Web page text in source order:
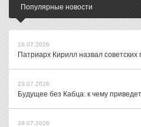
Популярные новости
16.07.2026
Патриарх Кирилл назвал
23.07.2026
Будущее без Кабца: к чему
29.07.2026